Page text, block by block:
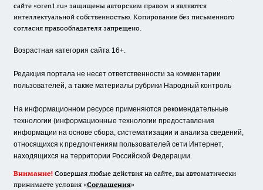
сайте «oren1.ru» защищены авторским правом и являются
интеллектуальной собственностью. Копирование без письменного
согласия правообладателя запрещено.
Возрастная категория сайта 16+.
Редакция портала не несет ответственности за комментарии
пользователей, а также материалы рубрики Народный контроль
На информационном ресурсе применяются рекомендательные
технологии (информационные технологии предоставления
информации на основе сбора, систематизации и анализа сведений,
относящихся к предпочтениям пользователей сети Интернет,
находящихся на территории Российской Федерации.
Внимание! Совершая любые действия на сайте, вы автоматически
принимаете условия «Cоглашения»